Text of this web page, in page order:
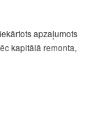
apzaļumots
kapitālā remonta,